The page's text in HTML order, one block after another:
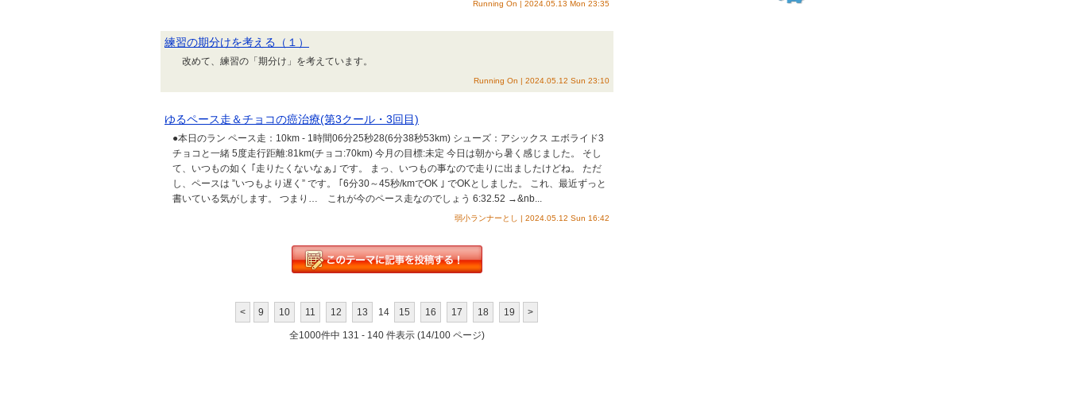
Running On | 2024.05.13 Mon 23:35
練習の期分けを考える（１）
改めて、練習の「期分け」を考えています。
Running On | 2024.05.12 Sun 23:10
ゆるペース走＆チョコの癌治療(第3クール・3回目)
●本日のラン ペース走：10km - 1時間06分25秒28(6分38秒53km) シューズ：アシックス エボライド3
チョコと一緒 5度走行距離:81km(チョコ:70km) 今月の目標:未定 今日は朝から暑く感じました。 そし
て、いつもの如く ｢走りたくないなぁ｣ です。 まっ、いつもの事なので走りに出ましたけどね。 ただ
し、ペースは ”いつもより遅く” です。 ｢6分30～45秒/kmでOK ｣ でOKとしました。 これ、最近ずっと
書いている気がします。 つまり… これが今のペース走なのでしょう 6:32.52 →&nb...
弱小ランナーとし | 2024.05.12 Sun 16:42
< 9 10 11 12 13 14 15 16 17 18 19 >
全1000件中 131 - 140 件表示 (14/100 ページ)